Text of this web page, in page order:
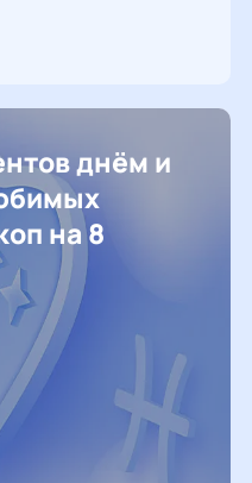
днём и
на 8